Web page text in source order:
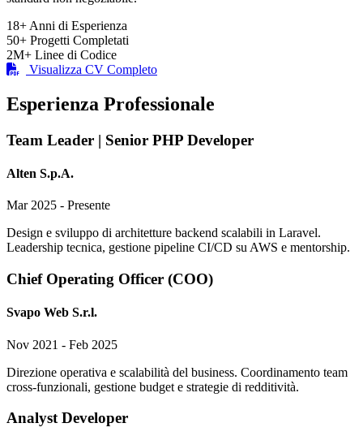
18+ Anni di Esperienza
50+ Progetti Completati
2M+ Linee di Codice
Visualizza CV Completo
Esperienza Professionale
Team Leader | Senior PHP Developer
Alten S.p.A.
Mar 2025 - Presente
Design e sviluppo di architetture backend scalabili in Laravel.
Leadership tecnica, gestione pipeline CI/CD su AWS e mentorship.
Chief Operating Officer (COO)
Svapo Web S.r.l.
Nov 2021 - Feb 2025
Direzione operativa e scalabilità del business. Coordinamento team
cross-funzionali, gestione budget e strategie di redditività.
Analyst Developer